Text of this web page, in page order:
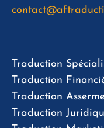
Traduction
Traduction
Traduction
Traduction